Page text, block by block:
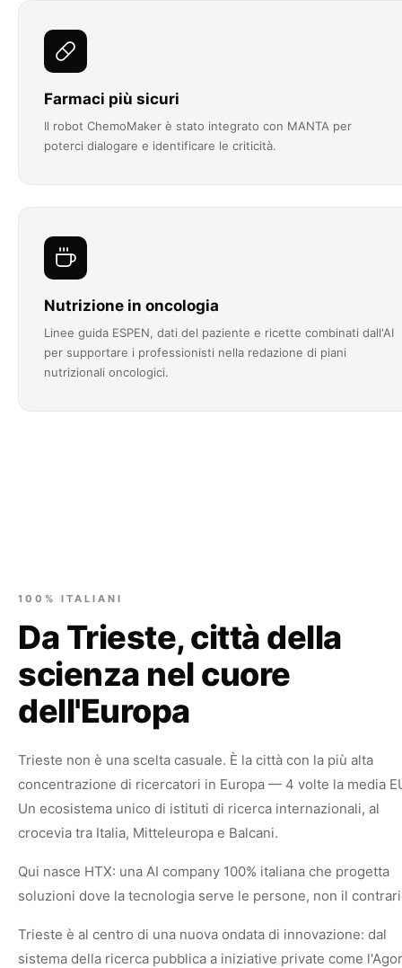
Farmaci più sicuri
Il robot ChemoMaker è stato integrato con MANTA per
poterci dialogare e identificare le criticità.
Nutrizione in oncologia
Linee guida ESPEN, dati del paziente e ricette combinati dall'AI
per supportare i professionisti nella redazione di piani
nutrizionali oncologici.
100% ITALIANI
Da Trieste, città della
scienza nel cuore
dell'Europa
Trieste non è una scelta casuale. È la città con la più alta
concentrazione di ricercatori in Europa — 4 volte la media
Un ecosistema unico di istituti di ricerca internazionali, al
crocevia tra Italia, Mitteleuropa e Balcani.
Qui nasce HTX: una AI company 100% italiana che progetta
soluzioni dove la tecnologia serve le persone, non il
Trieste è al centro di una nuova ondata di innovazione: dal
sistema della ricerca pubblica a iniziative private come